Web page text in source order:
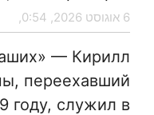
6 אוגוסט 2026, 0:54,
— Кирилл
переехавший
году, служил в